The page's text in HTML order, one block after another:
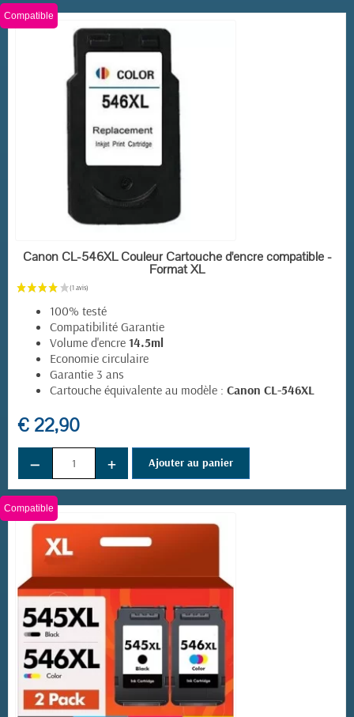
(4 avis)
EN STOCK
Compatible
Canon CL-546XL Couleur Cartouche d'encre compatible -
Format XL
100% testé
Compatibilité Garantie
Volume d'encre 14.5ml
Economie circulaire
Garantie 3 ans
Cartouche équivalente au modèle : Canon CL-546XL
€ 22,90
− + Ajouter au panier
Compatible